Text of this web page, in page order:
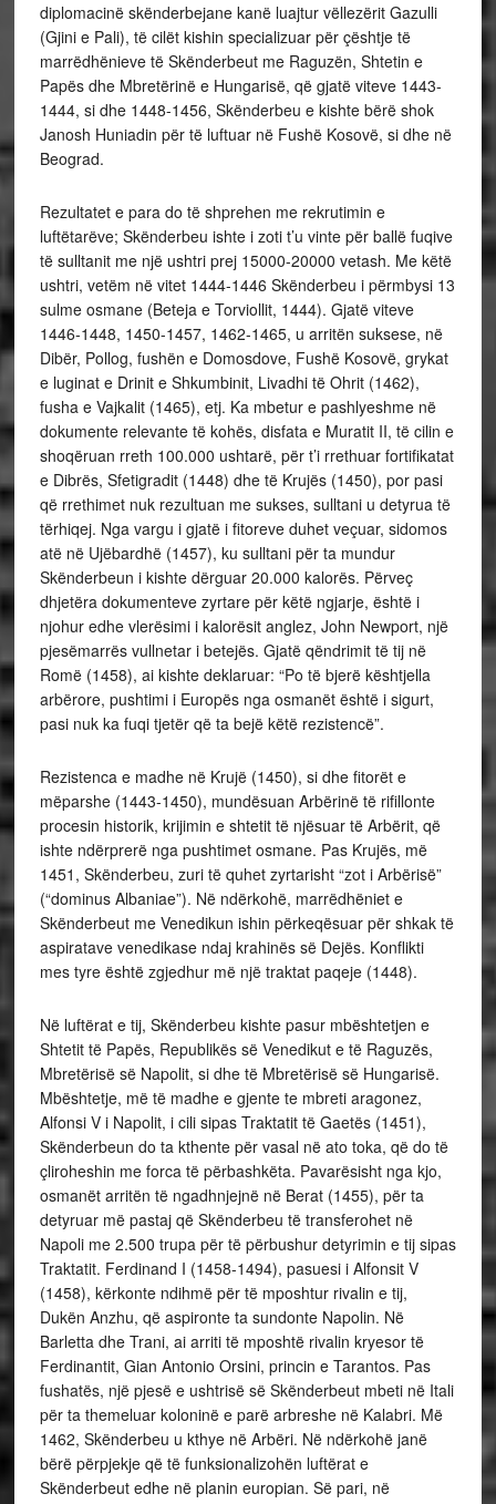
diplomacinë skënderbejane kanë luajtur vëllezërit Gazulli
(Gjini e Pali), të cilët kishin specializuar për çështje të
marrëdhënieve të Skënderbeut me Raguzën, Shtetin e
Papës dhe Mbretërinë e Hungarisë, që gjatë viteve 1443-
1444, si dhe 1448-1456, Skënderbeu e kishte bërë shok
Janosh Huniadin për të luftuar në Fushë Kosovë, si dhe në
Beograd.
Rezultatet e para do të shprehen me rekrutimin e
luftëtarëve; Skënderbeu ishte i zoti t’u vinte për ballë fuqive
të sulltanit me një ushtri prej 15000-20000 vetash. Me këtë
ushtri, vetëm në vitet 1444-1446 Skënderbeu i përmbysi 13
sulme osmane (Beteja e Torviollit, 1444). Gjatë viteve
1446-1448, 1450-1457, 1462-1465, u arritën suksese, në
Dibër, Pollog, fushën e Domosdove, Fushë Kosovë, grykat
e luginat e Drinit e Shkumbinit, Livadhi të Ohrit (1462),
fusha e Vajkalit (1465), etj. Ka mbetur e pashlyeshme në
dokumente relevante të kohës, disfata e Muratit II, të cilin e
shoqëruan rreth 100.000 ushtarë, për t’i rrethuar fortifikatat
e Dibrës, Sfetigradit (1448) dhe të Krujës (1450), por pasi
që rrethimet nuk rezultuan me sukses, sulltani u detyrua të
tërhiqej. Nga vargu i gjatë i fitoreve duhet veçuar, sidomos
atë në Ujëbardhë (1457), ku sulltani për ta mundur
Skënderbeun i kishte dërguar 20.000 kalorës. Përveç
dhjetëra dokumenteve zyrtare për këtë ngjarje, është i
njohur edhe vlerësimi i kalorësit anglez, John Newport, një
pjesëmarrës vullnetar i betejës. Gjatë qëndrimit të tij në
Romë (1458), ai kishte deklaruar: “Po të bjerë kështjella
arbërore, pushtimi i Europës nga osmanët është i sigurt,
pasi nuk ka fuqi tjetër që ta bejë këtë rezistencë”.
Rezistenca e madhe në Krujë (1450), si dhe fitorët e
mëparshe (1443-1450), mundësuan Arbërinë të rifillonte
procesin historik, krijimin e shtetit të njësuar të Arbërit, që
ishte ndërprerë nga pushtimet osmane. Pas Krujës, më
1451, Skënderbeu, zuri të quhet zyrtarisht “zot i Arbërisë”
(“dominus Albaniae”). Në ndërkohë, marrëdhëniet e
Skënderbeut me Venedikun ishin përkeqësuar për shkak të
aspiratave venedikase ndaj krahinës së Dejës. Konflikti
mes tyre është zgjedhur më një traktat paqeje (1448).
Në luftërat e tij, Skënderbeu kishte pasur mbështetjen e
Shtetit të Papës, Republikës së Venedikut e të Raguzës,
Mbretërisë së Napolit, si dhe të Mbretërisë së Hungarisë.
Mbështetje, më të madhe e gjente te mbreti aragonez,
Alfonsi V i Napolit, i cili sipas Traktatit të Gaetës (1451),
Skënderbeun do ta kthente për vasal në ato toka, që do të
çliroheshin me forca të përbashkëta. Pavarësisht nga kjo,
osmanët arritën të ngadhnjejnë në Berat (1455), për ta
detyruar më pastaj që Skënderbeu të transferohet në
Napoli me 2.500 trupa për të përbushur detyrimin e tij sipas
Traktatit. Ferdinand I (1458-1494), pasuesi i Alfonsit V
(1458), kërkonte ndihmë për të mposhtur rivalin e tij,
Dukën Anzhu, që aspironte ta sundonte Napolin. Në
Barletta dhe Trani, ai arriti të mposhtë rivalin kryesor të
Ferdinantit, Gian Antonio Orsini, princin e Tarantos. Pas
fushatës, një pjesë e ushtrisë së Skënderbeut mbeti në Itali
për ta themeluar koloninë e parë arbreshe në Kalabri. Më
1462, Skënderbeu u kthye në Arbëri. Në ndërkohë janë
bërë përpjekje që të funksionalizohën luftërat e
Skënderbeut edhe në planin europian. Së pari, në